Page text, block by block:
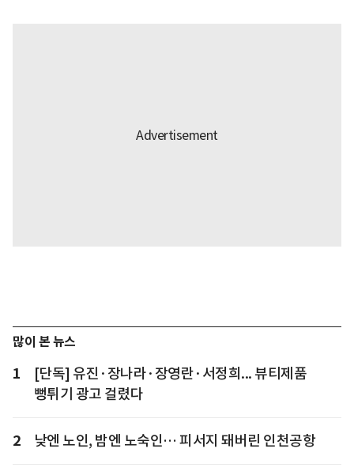
많이 본 뉴스
1
[단독] 유진·장나라·장영란·서정희... 뷰티제품
뻥튀기 광고 걸렸다
2 낮엔 노인, 밤엔 노숙인… 피서지 돼버린 인천공항